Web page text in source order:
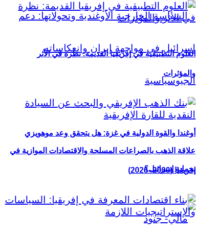
أوغندا والقوة الدولية في غزة: هل يتحقق وعد موهويزي
بحماية إسرائيل؟
العلوم التطبيقية في إفريقيا القديمة: نظرة في الأثر
والمؤثرات
علاقة الذهب بالصراعات المسلحة والاقتصادات الموازية في
إفريقيا (2000–2026)